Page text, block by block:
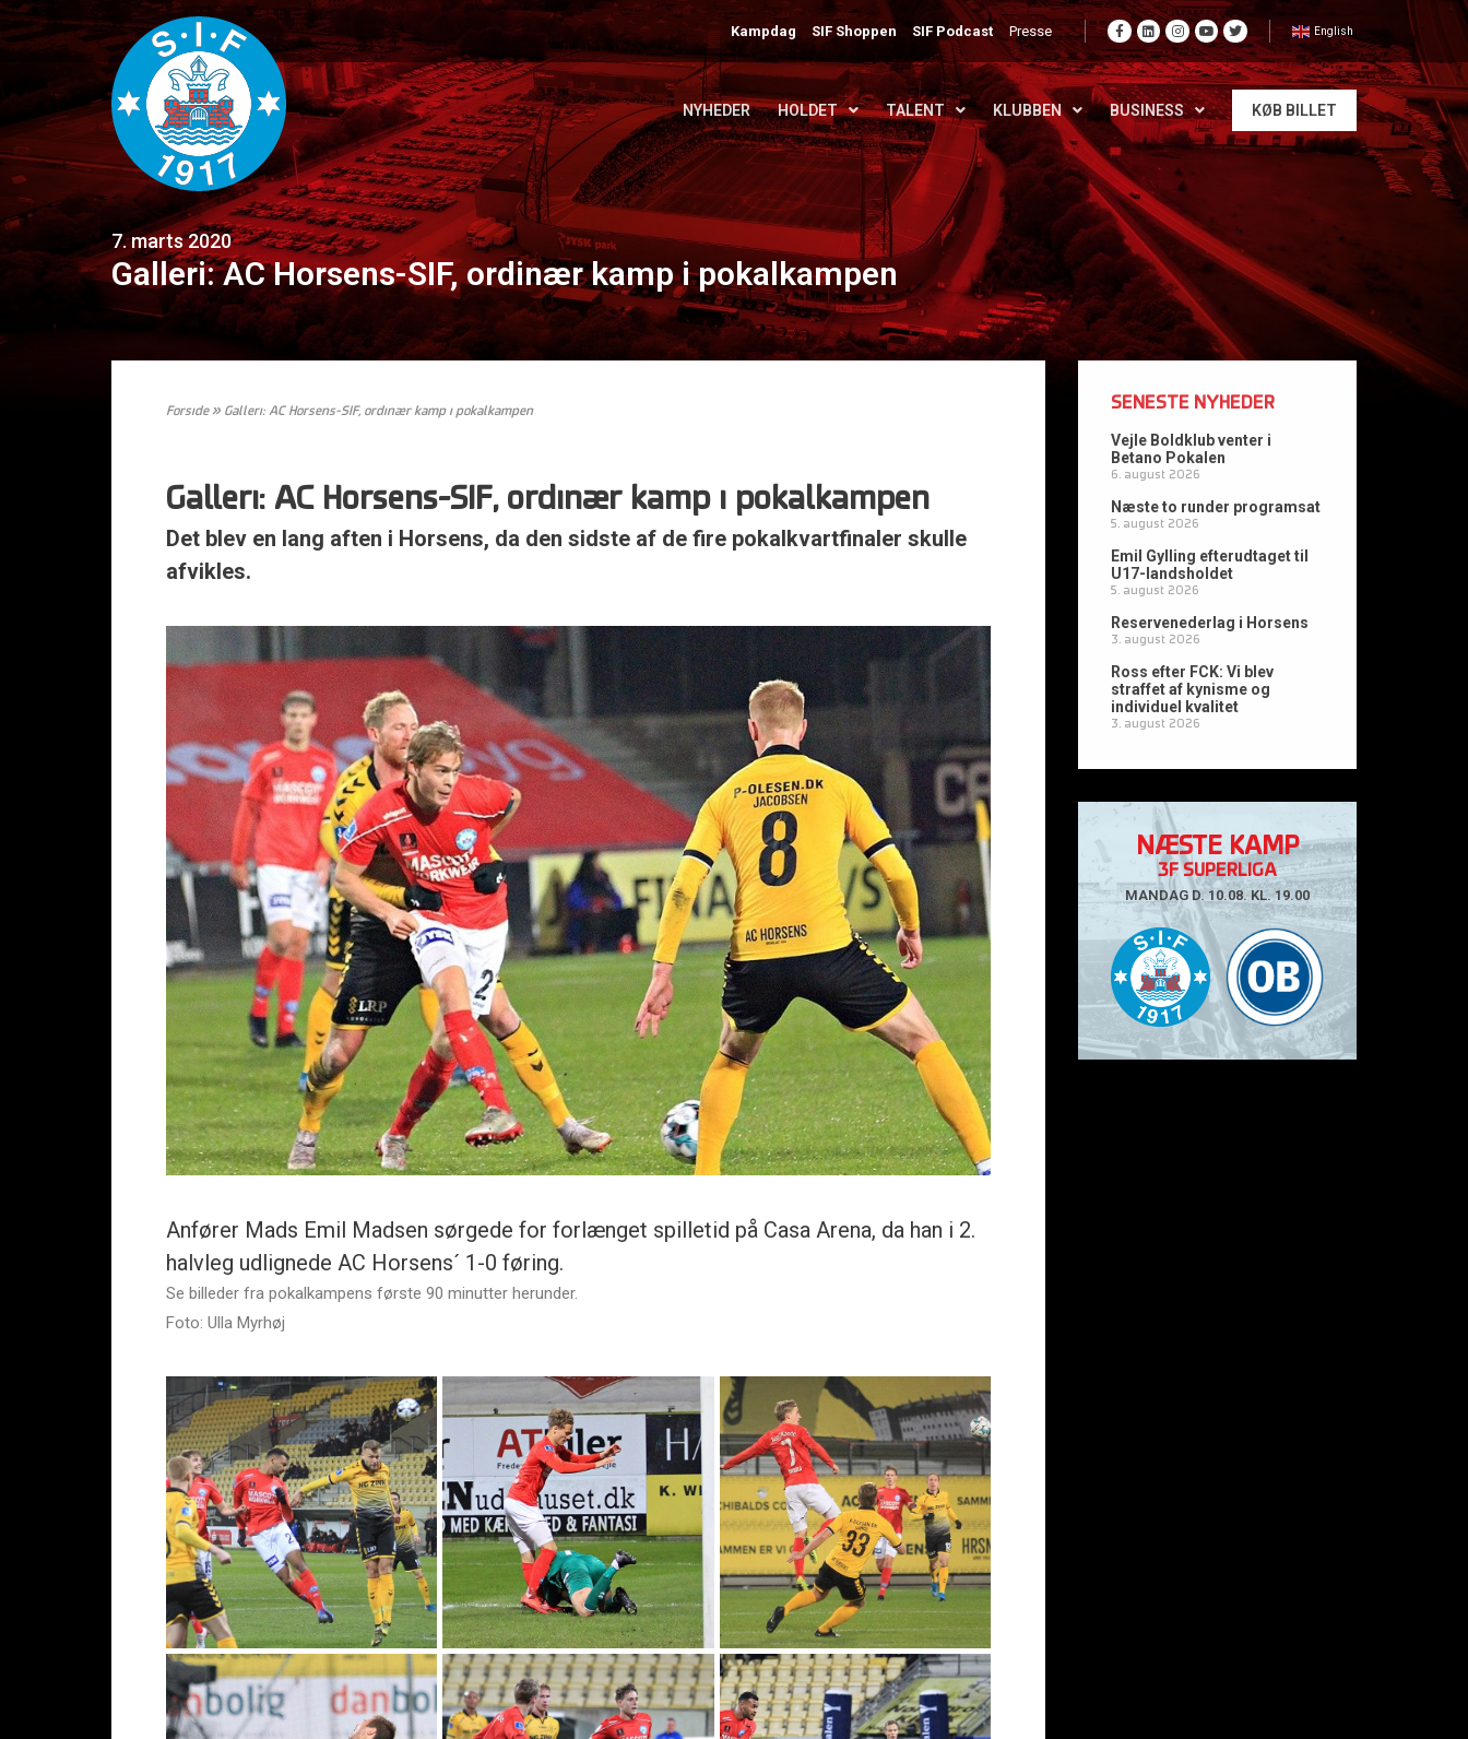
Kampdag SIF Shoppen SIF Podcast Presse English
NYHEDER HOLDET TALENT KLUBBEN BUSINESS KØB BILLET
7. marts 2020
Galleri: AC Horsens-SIF, ordinær kamp i pokalkampen
Forside» Galleri: AC Horsens-SIF, ordinær kamp i pokalkampen
Galleri: AC Horsens-SIF, ordinær kamp i pokalkampen
Det blev en lang aften i Horsens, da den sidste af de fire pokalkvartfinaler skulle
afvikles.
Anfører Mads Emil Madsen sørgede for forlænget spilletid på Casa Arena, da han i 2.
halvleg udlignede AC Horsens´ 1-0 føring.
Se billeder fra pokalkampens første 90 minutter herunder.
Foto: Ulla Myrhøj
SENESTE NYHEDER
Vejle Boldklub venter i
Betano Pokalen
6. august 2026
Næste to runder programsat
5. august 2026
Emil Gylling efterudtaget til
U17-landsholdet
5. august 2026
Reservenederlag i Horsens
3. august 2026
Ross efter FCK: Vi blev
straffet af kynisme og
individuel kvalitet
3. august 2026
NÆSTE KAMP
3F SUPERLIGA
MANDAG D. 10.08. KL. 19.00